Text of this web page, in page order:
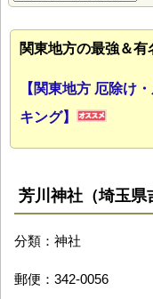
関東地方の最強＆有
【関東地方 厄除け
キング】
芳川神社（埼玉県
分類：神社
郵便：342-0056